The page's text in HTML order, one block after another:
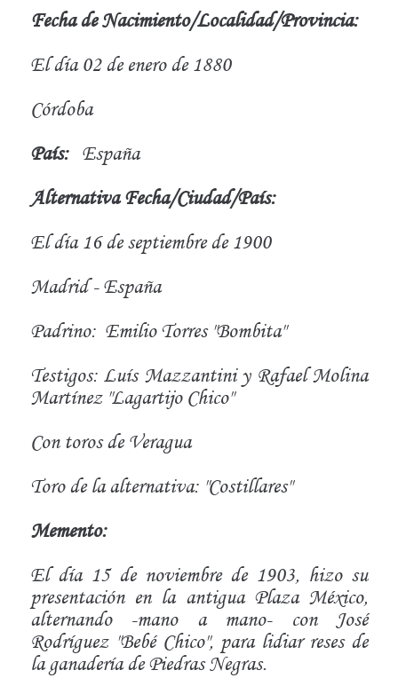
Fecha de Nacimiento/Localidad/Provincia:
El día 02 de enero de 1880
Córdoba
País: España
Alternativa Fecha/Ciudad/País:
El día 16 de septiembre de 1900
Madrid - España
Padrino: Emilio Torres "Bombita"
Testigos: Luís Mazzantini y Rafael Molina
Martínez "Lagartijo Chico"
Con toros de Veragua
Toro de la alternativa: "Costillares"
Memento:
El día 15 de noviembre de 1903, hizo su
presentación en la antigua Plaza México,
alternando -mano a mano- con José
Rodríguez "Bebé Chico", para lidiar reses de
la ganadería de Piedras Negras.